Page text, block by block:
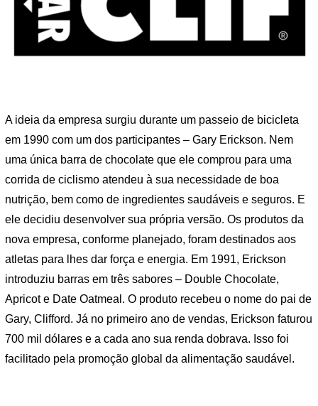
A ideia da empresa surgiu durante um passeio de bicicleta
em 1990 com um dos participantes – Gary Erickson. Nem
uma única barra de chocolate que ele comprou para uma
corrida de ciclismo atendeu à sua necessidade de boa
nutrição, bem como de ingredientes saudáveis ​​e seguros. E
ele decidiu desenvolver sua própria versão. Os produtos da
nova empresa, conforme planejado, foram destinados aos
atletas para lhes dar força e energia. Em 1991, Erickson
introduziu barras em três sabores – Double Chocolate,
Apricot e Date Oatmeal. O produto recebeu o nome do pai de
Gary, Clifford. Já no primeiro ano de vendas, Erickson faturou
700 mil dólares e a cada ano sua renda dobrava. Isso foi
facilitado pela promoção global da alimentação saudável.